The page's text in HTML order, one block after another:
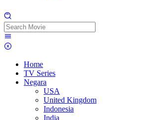
Home
TV Series
Negara
USA
United Kingdom
Indonesia
India